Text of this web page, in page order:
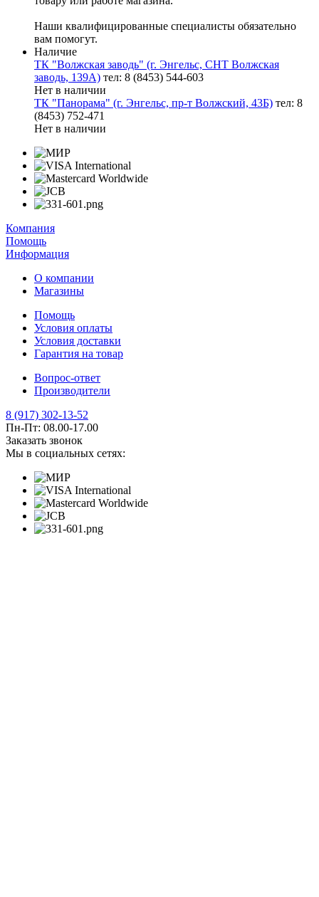
Наши квалифицированные специалисты обязательно
вам помогут.
Наличие
ТК "Волжская заводь" (г. Энгельс, СНТ Волжская
заводь, 139А) тел: 8 (8453) 544-603
Нет в наличии
ТК "Панорама" (г. Энгельс, пр-т Волжский, 43Б) тел: 8
(8453) 752-471
Нет в наличии
Компания
Помощь
Информация
О компании
Магазины
Помощь
Условия оплаты
Условия доставки
Гарантия на товар
Вопрос-ответ
Производители
8 (917) 302-13-52
Пн-Пт: 08.00-17.00
Заказать звонок
Мы в социальных сетях: